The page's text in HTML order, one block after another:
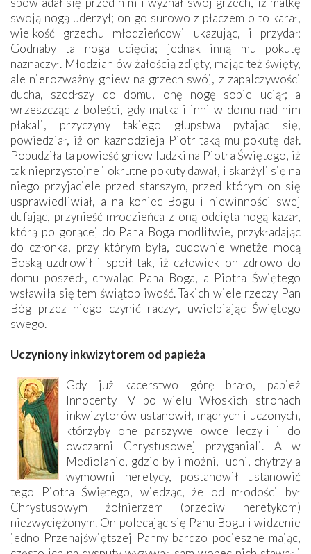
swoją nogą uderzył; on go surowo z płaczem o to karał,
wielkość grzechu młodzieńcowi ukazując, i przydał:
Godnaby ta noga ucięcia; jednak inną mu pokutę
naznaczył. Młodzian ów żałością zdjęty, mając też święty,
ale nierozważny gniew na grzech swój, z zapalczywości
ducha, szedłszy do domu, onę nogę sobie uciął; a
wrzeszcząc z boleści, gdy matka i inni w domu nad nim
płakali, przyczyny takiego głupstwa pytając się,
powiedział, iż on kaznodzieja Piotr taką mu pokutę dał.
Pobudziła ta powieść gniew ludzki na Piotra Świętego, iż
tak nieprzystojne i okrutne pokuty dawał, i skarżyli się na
niego przyjaciele przed starszym, przed którym on się
usprawiedliwiał, a na koniec Bogu i niewinności swej
dufając, przynieść młodzieńca z oną odcięta nogą kazał,
którą po gorącej do Pana Boga modlitwie, przykładając
do członka, przy którym była, cudownie wnetże mocą
Boską uzdrowił i spoił tak, iż człowiek on zdrowo do
domu poszedł, chwaląc Pana Boga, a Piotra Świętego
wsławiła się tem świątobliwość. Takich wiele rzeczy Pan
Bóg przez niego czynić raczył, uwielbiając Świętego
swego.
Uczyniony inkwizytorem od papieża
Gdy już kacerstwo górę brało, papież
Innocenty IV po wielu Włoskich stronach
inkwizytorów ustanowił, mądrych i uczonych,
którzyby one parszywe owce leczyli i do
owczarni Chrystusowej przyganiali. A w
Mediola­nie, gdzie byli możni, ludni, chytrzy a
wymowni heretycy, postanowił ustanowić
tego Piotra Świętego, wiedząc, że od młodości był
Chrystusowym żołnierzem (przeciw heretykom)
niezwyciężonym. On polecając się Panu Bogu i widzenie
jedno Przenajświętszej Panny bardzo pocieszne mając,